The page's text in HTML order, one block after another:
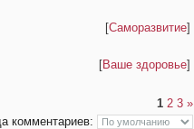
[Саморазвитие]
[Ваше здоровье]
1 2 3 »
комментариев: